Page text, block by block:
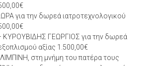
για την δωρεά ιατροτεχνολογικού
ΓΕΩΡΓΙΟΣ για την δωρεά
αξίας 1.500,00€
στη μνήμη του πατέρα τους